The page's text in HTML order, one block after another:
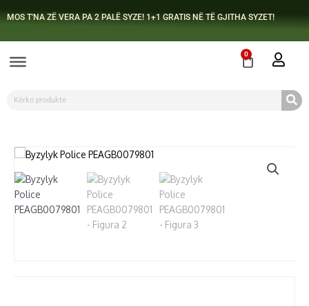
toMOS T'NA ZË VERA PA 2 PALË SYZE! 1+1 GRATIS NË TË GJITHA SYZET!
0
Cart
Search